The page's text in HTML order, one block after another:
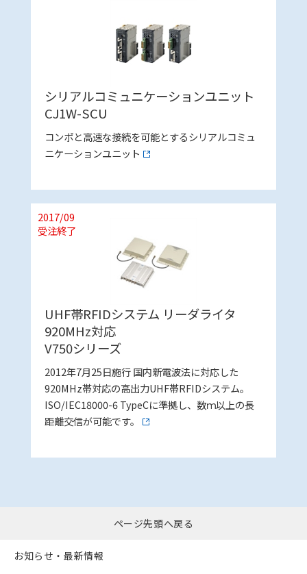
シリアルコミュニケーションユニット
CJ1W-SCU
コンポと高速な接続を可能とするシリアルコミュ
ニケーションユニット
UHF帯RFIDシステム リーダライタ
920MHz対応
V750シリーズ
2017/09
受注終了
2012年7月25日施行 国内新電波法に対応した
920MHz帯対応の高出力UHF帯RFIDシステム。
ISO/IEC18000-6 TypeCに準拠し、数ｍ以上の長
距離交信が可能です。
ページ先頭へ戻る
お知らせ・最新情報